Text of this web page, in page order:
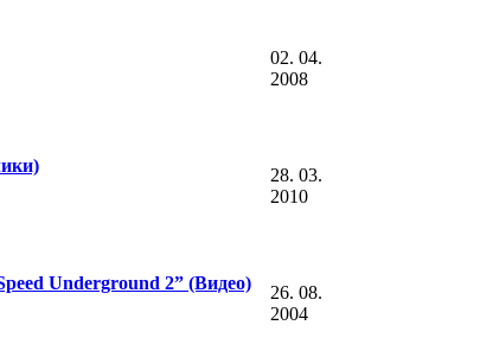
02. 04.
2008
28. 03.
2010
Underground 2” (Видео)
26. 08.
2004